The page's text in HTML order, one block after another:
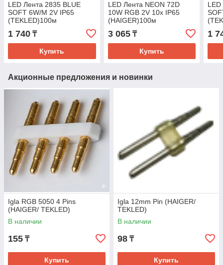
LED Лента 2835 BLUE
SOFT 6W/M 2V IP65
(TEKLED)100м
1 740 ₸
Купить
LED Лента NEON 72D
10W RGB 2V 10x IP65
(HAIGER)100м
3 065₸
Купить
1
Акционные предложения и новинки
Igla RGB 5050 4 Pins
(HAIGER/ TEKLED)
В наличии
155 ₸
Купить
Igla 12mm Pin (HAIGER/
TEKLED)
В наличии
98 ₸
Купить